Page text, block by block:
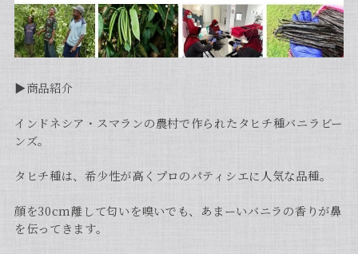
▶︎商品紹介
インドネシア・スマランの農村で作られたタヒチ種バニラビー
ンズ。
タヒチ種は、希少性が高くプロのパティシエに人気な品種。
顔を30cm離して匂いを嗅いでも、あまーいバニラの香りが鼻
を伝ってきます。